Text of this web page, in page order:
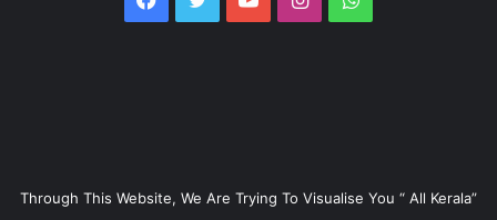
Through This Website, We Are Trying To Visualise You “ All Kerala”